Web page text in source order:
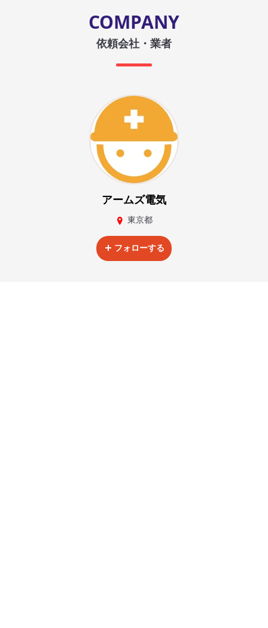
COMPANY
依頼会社・業者
アームズ電気
東京都
フォローする